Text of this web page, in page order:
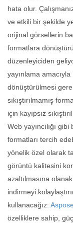
hata olur.
ve etkili bir şekilde
orijinal görsellerin
formatlara
düzenleyiciden
yayınlama
dönüştürülmesi
sıkıştırılmamış
için kayıpsız
Web yayıncılığı gibi
formatları tercih
yönelik özel olarak
görüntü kalitesini
azaltılmasına
indirmeyi
kullanacağız:
özelliklere sahip,